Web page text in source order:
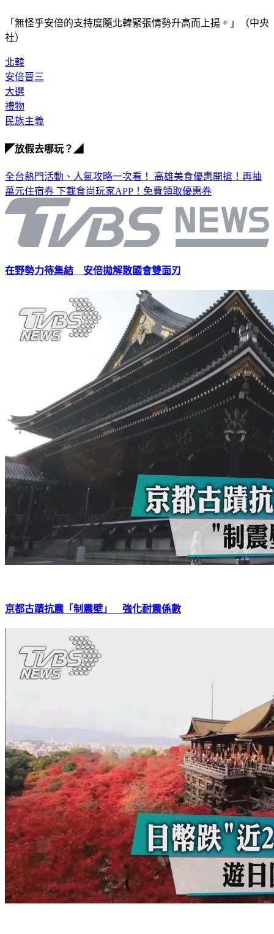
「無怪乎安倍的支持度隨北韓緊張情勢升高而上揚。」（中央
社）
北韓
安倍晉三
大選
禮物
民族主義
◤放假去哪玩？◢
全台熱門活動、人氣攻略一次看！ 高雄美食優惠開搶！再抽
萬元住宿券 下載食尚玩家APP！免費領取優惠券
在野勢力待集結 安倍拋解散國會雙面刃
京都古蹟抗震「制震壁」 強化耐震係數